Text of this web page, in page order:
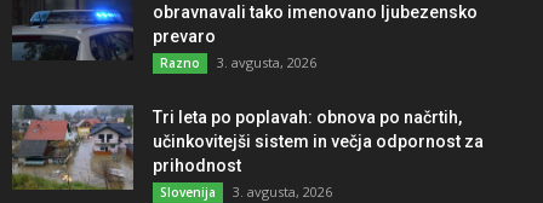
obravnavali tako imenovano ljubezensko
prevaro
Razno 3. avgusta, 2026
Tri leta po poplavah: obnova po načrtih,
učinkovitejši sistem in večja odpornost za
prihodnost
Slovenija 3. avgusta, 2026